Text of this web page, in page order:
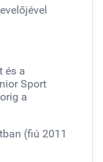
és a
Sport
a
(fiú 2011